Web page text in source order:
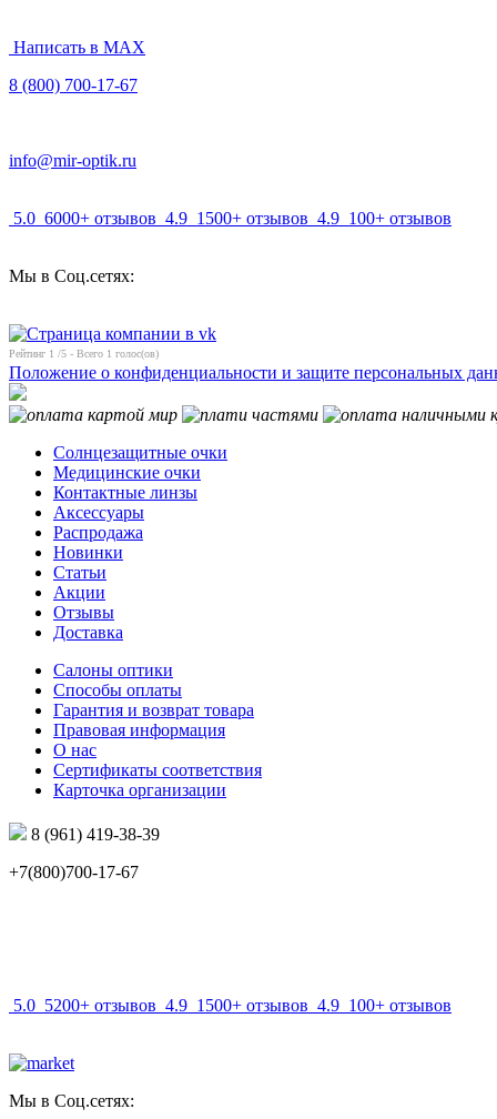
Написать в MAX
8 (800) 700-17-67
info@mir-optik.ru
5.0 6000+ отзывов 4.9 1500+ отзывов 4.9 100+ отзывов
Мы в Соц.сетях:
Рейтинг 1 /5 - Всего 1 голос(ов)
Положение о конфиденциальности и защите персональных
Солнцезащитные очки
Медицинские очки
Контактные линзы
Аксессуары
Распродажа
Новинки
Статьи
Акции
Отзывы
Доставка
Салоны оптики
Способы оплаты
Гарантия и возврат товара
Правовая информация
О нас
Сертификаты соответствия
Карточка организации
8 (961) 419-38-39
+7(800)700-17-67
5.0 5200+ отзывов 4.9 1500+ отзывов 4.9 100+ отзывов
Мы в Соц.сетях: